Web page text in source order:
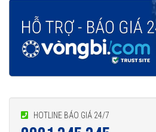
HOTLINE BÁO GIÁ 24/7